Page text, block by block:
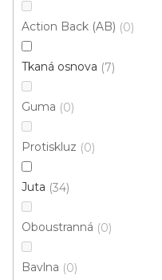
Action Back (AB) 0
Tkaná osnova 7
Guma 0
Protiskluz 0
Juta 34
Oboustranná 0
Bavlna 0
od
100x140 cm
Novinka